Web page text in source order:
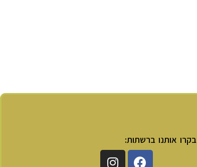
בקרו אותנו ברשתות: